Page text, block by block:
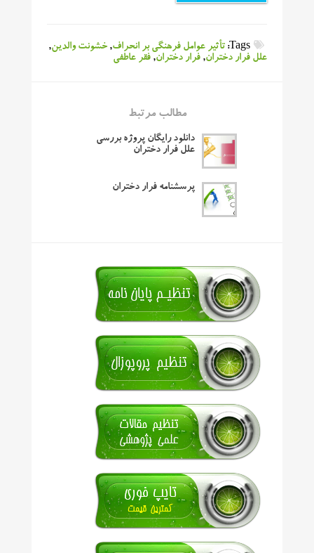
Tags: تأثیر عوامل فرهنگی بر انحراف,خشونت والدین,
علل فرار دختران,فرار دختران,فقر عاطفی
مطالب مرتبط
دانلود رایگان پروژه بررسی
علل فرار دختران
پرسشنامه فرار دختران